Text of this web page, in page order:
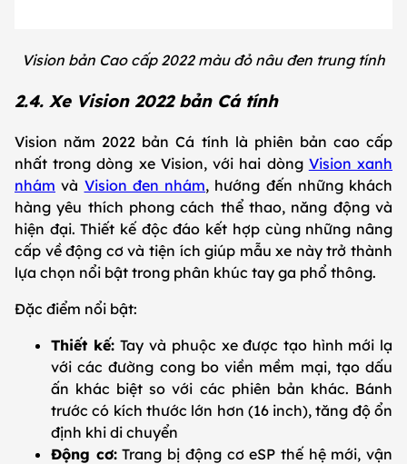
Vision bản Cao cấp 2022 màu đỏ nâu đen trung tính
2.4. Xe Vision 2022 bản Cá tính
Vision năm 2022 bản Cá tính là phiên bản cao cấp
nhất trong dòng xe Vision, với hai dòng Vision xanh
nhám và Vision đen nhám, hướng đến những khách
hàng yêu thích phong cách thể thao, năng động và
hiện đại. Thiết kế độc đáo kết hợp cùng những nâng
cấp về động cơ và tiện ích giúp mẫu xe này trở thành
lựa chọn nổi bật trong phân khúc tay ga phổ thông.
Đặc điểm nổi bật:
Thiết kế:Tay và phuộc xe được tạo hình mới lạ
với các đường cong bo viền mềm mại, tạo dấu
ấn khác biệt so với các phiên bản khác. Bánh
trước có kích thước lớn hơn (16 inch), tăng độ ổn
định khi di chuyển
Động cơ:Trang bị động cơ eSP thế hệ mới, vận